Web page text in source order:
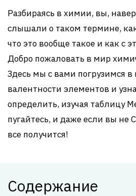
Разбираясь в химии, вы,
слышали о таком термине,
что это вообще такое и как с
Добро пожаловать в мир
Здесь мы с вами погрузимся в
валентности элементов и
определить, изучая таблицу
пугайтесь, и даже если вы не
все получится!
Содержание